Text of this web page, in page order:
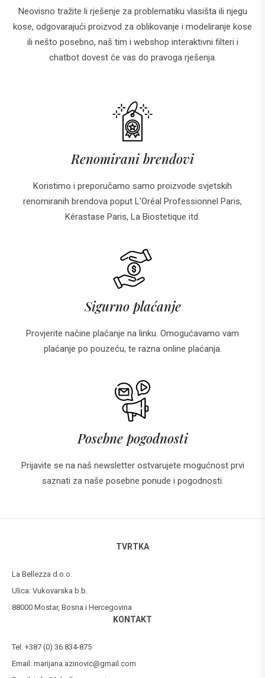
Neovisno tražite li rješenje za problematiku vlasišta ili njegu
kose, odgovarajući proizvod za oblikovanje i modeliranje kose
ili nešto posebno, naš tim i webshop interaktivni filteri i
chatbot dovest će vas do pravoga rješenja.
Renomirani brendovi
Koristimo i preporučamo samo proizvode svjetskih
renomiranih brendova poput L'Oréal Professionnel Paris,
Kérastase Paris, La Biostetique itd.
Sigurno plaćanje
Provjerite načine plaćanje na linku. Omogućavamo vam
plaćanje po pouzeću, te razna online plaćanja.
Posebne pogodnosti
Prijavite se na naš newsletter ostvarujete mogućnost prvi
saznati za naše posebne ponude i pogodnosti.
TVRTKA
La Bellezza d.o.o.
Ulica: Vukovarska b.b.
88000 Mostar, Bosna i Hercegovina
KONTAKT
Tel. +387 (0) 36 834-875
Email: marijana.azinovic@gmail.com